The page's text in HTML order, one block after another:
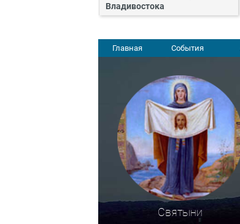
Владивостока
Главная События
Святыни